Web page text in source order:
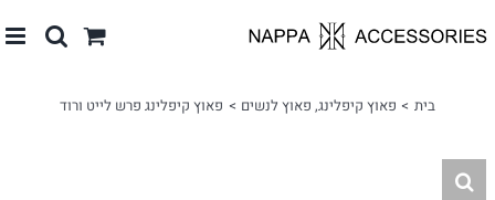
לתוכן
בית פאוץ קיפלינג פאוץ לנשים פאוץ קיפלינג פרש לייט ורוד